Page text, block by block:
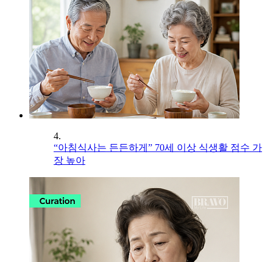
4.
“아침식사는 든든하게” 70세 이상 식생활 점수 가
장 높아